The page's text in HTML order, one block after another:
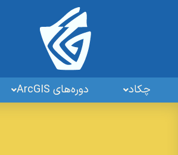
چکاد دوره‌های ArcGIS